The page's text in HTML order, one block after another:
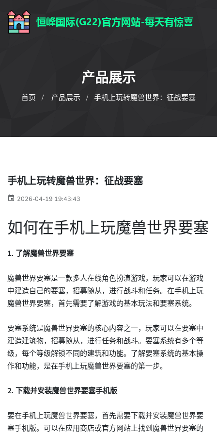
产品展示
首页 产品展示 手机上玩转魔兽世界：征战要塞
手机上玩转魔兽世界：征战要塞
2026-04-19 19:43:43
如何在手机上玩魔兽世界要塞
1. 了解魔兽世界要塞
魔兽世界要塞是一款多人在线角色扮演游戏，玩家可以在游戏
中建造自己的要塞，招募随从，进行战斗和任务。在手机上玩
魔兽世界要塞，首先需要了解游戏的基本玩法和要塞系统。
要塞系统是魔兽世界要塞的核心内容之一，玩家可以在要塞中
建造建筑物，招募随从，进行任务和战斗。要塞系统有多个等
级，每个等级解锁不同的建筑和功能。了解要塞系统的基本操
作和功能，是在手机上玩魔兽世界要塞的第一步。
2. 下载并安装魔兽世界要塞手机版
要在手机上玩魔兽世界要塞，首先需要下载并安装魔兽世界要
塞手机版。可以在应用商店或官方网站上找到魔兽世界要塞的